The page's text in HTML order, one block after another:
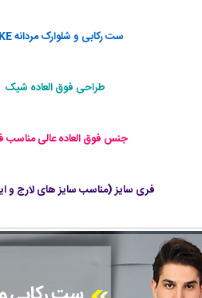
ست رکابی و شلوارک مردانه NIKE
طراحی فوق العاده شیک
جنس فوق العاده عالی
فری سایز (مناسب سایز های لارج و